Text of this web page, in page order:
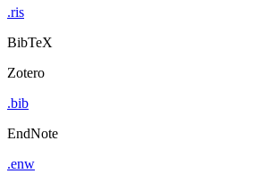
.ris
BibTeX
Zotero
.bib
EndNote
.enw